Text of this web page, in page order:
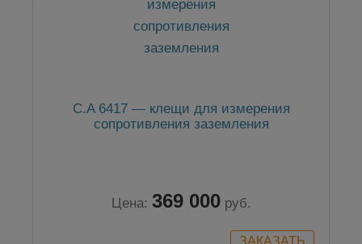
C.A 6417 — клещи для измерения
сопротивления заземления
Цена: 369 000 руб.